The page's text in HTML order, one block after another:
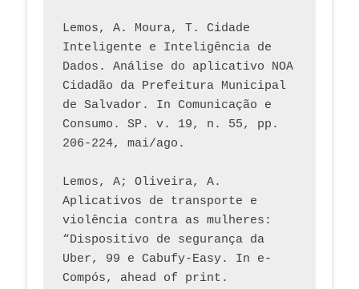
Lemos, A. Moura, T. Cidade
Inteligente e Inteligência de
Dados. Análise do aplicativo NOA
Cidadão da Prefeitura Municipal
de Salvador. In Comunicação e
Consumo. SP. v. 19, n. 55, pp.
206-224, mai/ago.
Lemos, A; Oliveira, A.
Aplicativos de transporte e
violência contra as mulheres:
“Dispositivo de segurança da
Uber, 99 e Cabufy-Easy. In e-
Compós, ahead of print.